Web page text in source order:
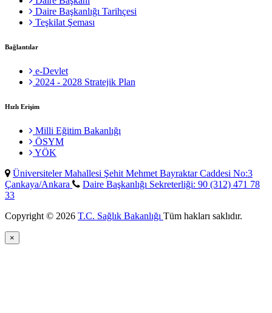
Daire Başkanlığı Tarihçesi
Teşkilat Şeması
Bağlantılar
e-Devlet
2024 - 2028 Stratejik Plan
Hızlı Erişim
Milli Eğitim Bakanlığı
ÖSYM
YÖK
Üniversiteler Mahallesi Şehit Mehmet Bayraktar Caddesi No:3
Çankaya/Ankara
Daire Başkanlığı Sekreterliği: 90 (312) 471 78
33
Copyright © 2026 T.C. Sağlık Bakanlığı Tüm hakları saklıdır.
×